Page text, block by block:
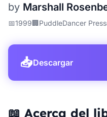
by Marshall
📅1999🏢PuddleDancer Press
📥Descargar
📖 Acerca del